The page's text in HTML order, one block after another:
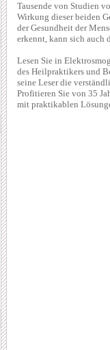
Tausende von Studien
Wirkung dieser beiden
der Gesundheit der
erkennt, kann sich auch
Lesen Sie in
des Heilpraktikers und
seine Leser die
Profitieren Sie von 35
mit praktikablen